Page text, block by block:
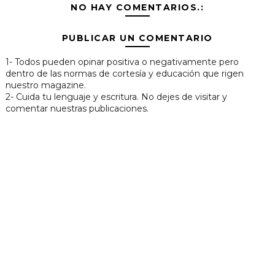
NO HAY COMENTARIOS.:
PUBLICAR UN COMENTARIO
1- Todos pueden opinar positiva o negativamente pero
dentro de las normas de cortesía y educación que rigen
nuestro magazine.
2- Cuida tu lenguaje y escritura. No dejes de visitar y
comentar nuestras publicaciones.